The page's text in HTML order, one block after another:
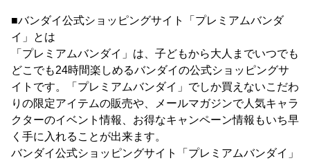
■バンダイ公式ショッピングサイト「プレミアムバンダ
イ」とは
「プレミアムバンダイ」は、子どもから大人までいつでも
どこでも24時間楽しめるバンダイの公式ショッピングサ
イトです。「プレミアムバンダイ」でしか買えないこだわ
りの限定アイテムの販売や、メールマガジンで人気キャラ
クターのイベント情報、お得なキャンペーン情報もいち早
く手に入れることが出来ます。
バンダイ公式ショッピングサイト「プレミアムバンダイ」